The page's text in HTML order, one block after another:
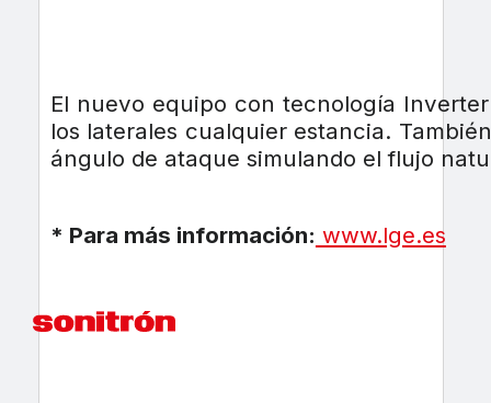
El nuevo equipo con tecnología
los laterales cualquier estancia.
ángulo de ataque simulando el flujo
* Para más información: www.lge.es